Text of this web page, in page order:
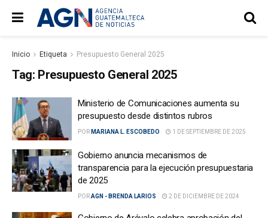
Inicio Etiqueta Presupuesto General 2025
Tag: Presupuesto General 2025
Ministerio de Comunicaciones aumenta su
presupuesto desde distintos rubros
POR MARIANA L. ESCOBEDO 1 DE SEPTIEMBRE DE 2025
Gobierno anuncia mecanismos de
transparencia para la ejecución presupuestaria
de 2025
PORAGN - BRENDA LARIOS 2 DE DICIEMBRE DE 2024